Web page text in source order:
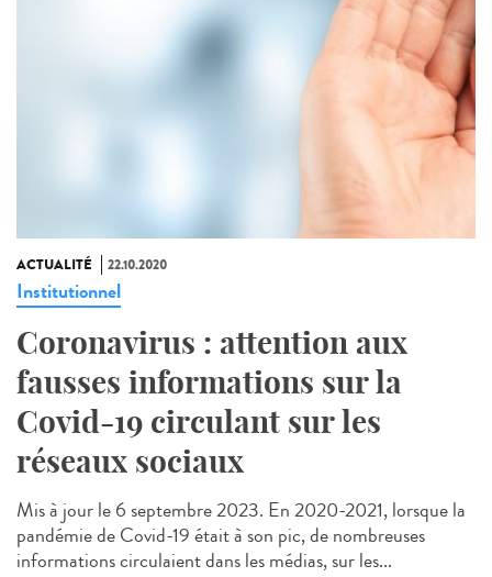
ACTUALITÉ 22.10.2020
Institutionnel
Coronavirus : attention aux
fausses informations sur la
Covid-19 circulant sur les
réseaux sociaux
Mis à jour le 6 septembre 2023. En 2020-2021, lorsque la
pandémie de Covid-19 était à son pic, de nombreuses
informations circulaient dans les médias, sur les...